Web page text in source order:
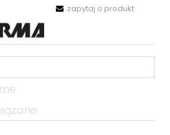
zapytaj o produkt